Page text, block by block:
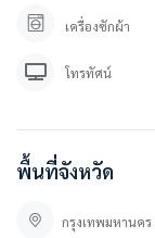
สนใจติดต่อสอบถาม /
คุณภัทร 0 9 3 – 5 4 6 2 9
Line OA. : @besthome
บริษัท เบสท์โฮมคอนโด จำ
บริการรับฝากขาย/เช่า
ที่ตั้ง :
เครื่องซักผ้า
โทรทัศน์
พื้นที่จังหวัด
กรุงเทพมหานคร